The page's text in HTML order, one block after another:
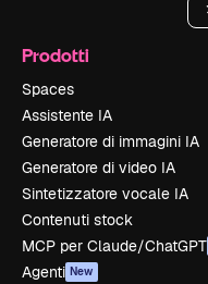
Prodotti
Spaces
Assistente IA
Generatore di immagini IA
Generatore di video IA
Sintetizzatore vocale IA
Contenuti stock
MCP per Claude/ChatGPT
Agenti New